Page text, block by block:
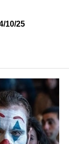
10/25